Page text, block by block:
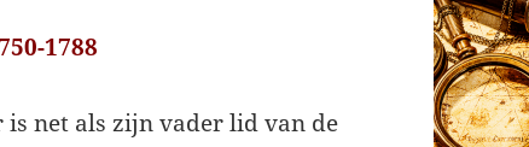
1788
net als zijn vader lid van de